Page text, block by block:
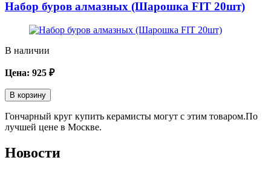
Набор буров алмазных (Шарошка FIT 20шт)
В наличии
Цена: 925 ₽
В корзину
Гончарный круг купить керамисты могут с этим товаром.По
лучшей цене в Москве.
Новости